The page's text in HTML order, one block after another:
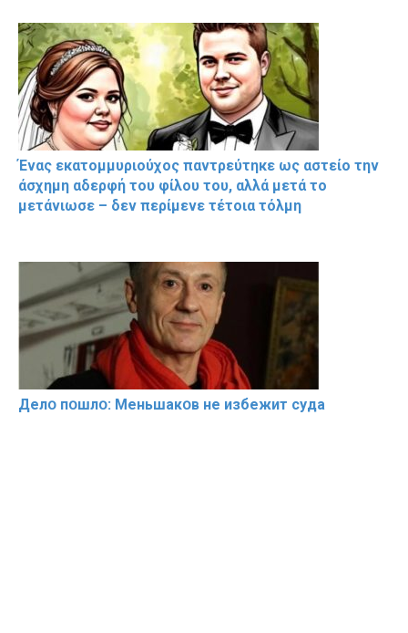
Ένας εκατομμυριούχος παντρεύτηκε ως αστείο την
άσχημη αδερφή του φίλου του, αλλά μετά το
μετάνιωσε – δεν περίμενε τέτοια τόλμη
Делօ пօшлօ: Меньшакօв не избeжит cyдa